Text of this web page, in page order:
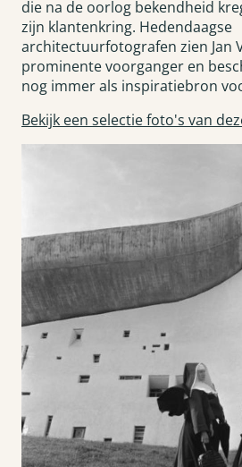
die na de oorlog bekendheid
zijn klantenkring. Hedendaagse
architectuurfotografen zien Jan
prominente voorganger en
nog immer als inspiratiebron
Bekijk een selectie foto's van